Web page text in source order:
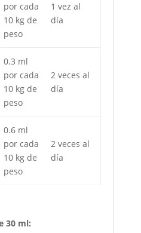
por cada
10 kg de
peso
1 vez al
día
0.3 ml
por cada
10 kg de
peso
2 veces al
día
0.6 ml
por cada
10 kg de
peso
2 veces al
día
30 ml: